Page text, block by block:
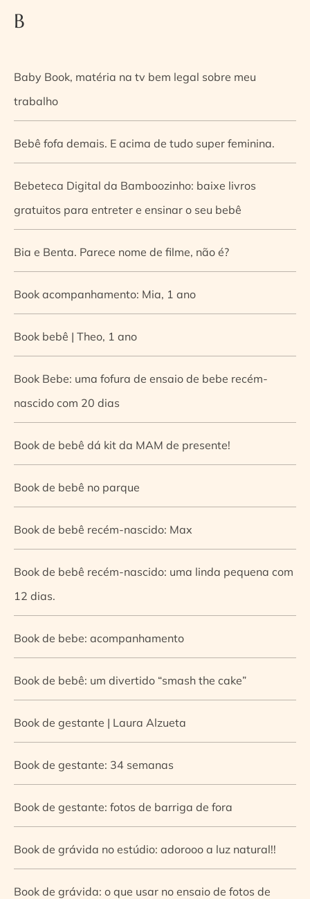
B
Baby Book, matéria na tv bem legal sobre meu
trabalho
Bebê fofa demais. E acima de tudo super feminina.
Bebeteca Digital da Bamboozinho: baixe livros
gratuitos para entreter e ensinar o seu bebê
Bia e Benta. Parece nome de filme, não é?
Book acompanhamento: Mia, 1 ano
Book bebê | Theo, 1 ano
Book Bebe: uma fofura de ensaio de bebe recém-
nascido com 20 dias
Book de bebê dá kit da MAM de presente!
Book de bebê no parque
Book de bebê recém-nascido: Max
Book de bebê recém-nascido: uma linda pequena com
12 dias.
Book de bebe: acompanhamento
Book de bebê: um divertido “smash the cake”
Book de gestante | Laura Alzueta
Book de gestante: 34 semanas
Book de gestante: fotos de barriga de fora
Book de grávida no estúdio: adorooo a luz natural!!
Book de grávida: o que usar no ensaio de fotos de